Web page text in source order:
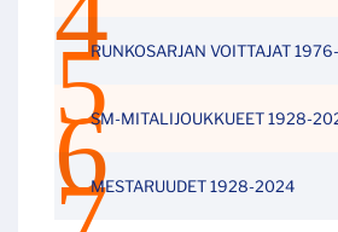
RUNKOSARJAN VOITTAJAT
SM-MITALIJOUKKUEET 1928-
MESTARUUDET 1928-2024